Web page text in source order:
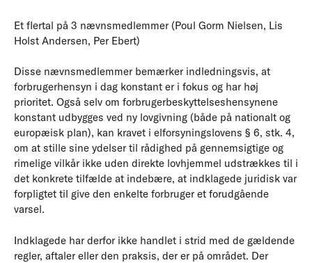
Et flertal på 3 nævnsmedlemmer (Poul Gorm Nielsen, Lis
Holst Andersen, Per Ebert)
Disse nævnsmedlemmer bemærker indledningsvis, at
forbrugerhensyn i dag konstant er i fokus og har høj
prioritet. Også selv om forbrugerbeskyttelseshensynene
konstant udbygges ved ny lovgivning (både på nationalt og
europæisk plan), kan kravet i elforsyningslovens § 6, stk. 4,
om at stille sine ydelser til rådighed på gennemsigtige og
rimelige vilkår ikke uden direkte lovhjemmel udstrækkes til i
det konkrete tilfælde at indebære, at indklagede juridisk var
forpligtet til give den enkelte forbruger et forudgående
varsel.
Indklagede har derfor ikke handlet i strid med de gældende
regler, aftaler eller den praksis, der er på området. Der